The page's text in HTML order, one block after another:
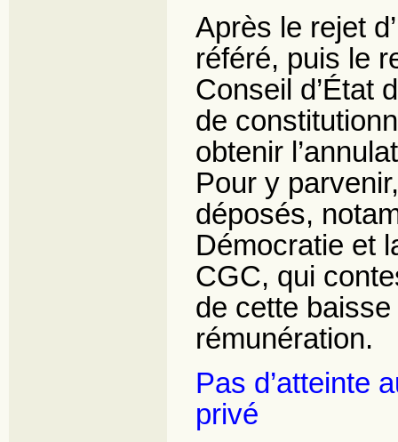
Après le rejet
référé, puis le
Conseil d’État
de
obtenir
Pour y
déposés,
Démocratie et
CGC, qui
de cette baisse
rémunération.
Pas d’atteinte
privé